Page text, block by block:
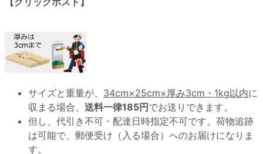
サイズと重量が、 34cm×25cm×厚み3cm・1kg以内に
収まる場合、 送料一律185円でお送りできます。
但し、代引き不可・配達日時指定不可です。荷物追跡
は可能で、郵便受け（入る場合）へのお届けになりま
す。